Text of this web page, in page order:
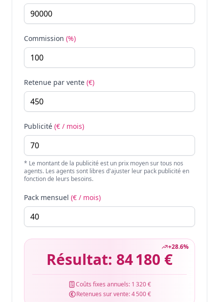
Commission (%)
Retenue par vente (€)
Publicité (€ / mois)
* Le montant de la publicité est un prix moyen sur tous nos
agents. Les agents sont libres d'ajuster leur pack publicité en
fonction de leurs besoins.
Pack mensuel (€ / mois)
+28.6%
Résultat: 84 180 €
Coûts fixes annuels: 1 320 €
Retenues sur vente:4 500 €